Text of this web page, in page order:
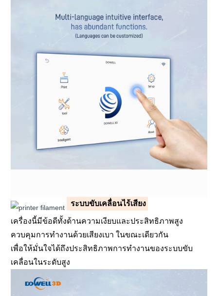
ระบบขับเคลื่อนไร้เสียง
เครื่องนี้มีข้อดีทั้งด้านความเงียบและประสิทธิภาพสูง
ควบคุมการทำงานด้วยเสียงเบา ในขณะเดียวกัน
เพื่อให้มั่นใจได้ถึงประสิทธิภาพการทำงานของระบบขับ
เคลื่อนในระดับสูง